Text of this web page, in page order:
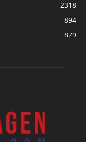
2318
894
879